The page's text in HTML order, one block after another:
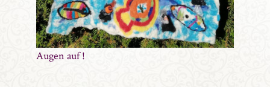
Augen auf !